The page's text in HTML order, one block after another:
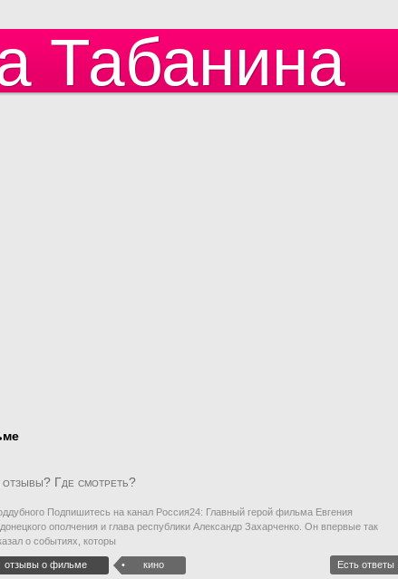
Табанина
Где смотреть?
Подпишитесь на канал Россия24: Главный герой фильма Евгения
ополчения и глава республики Александр Захарченко. Он впервые так
о событиях, которы
отзывы о фильме кино Есть ответы